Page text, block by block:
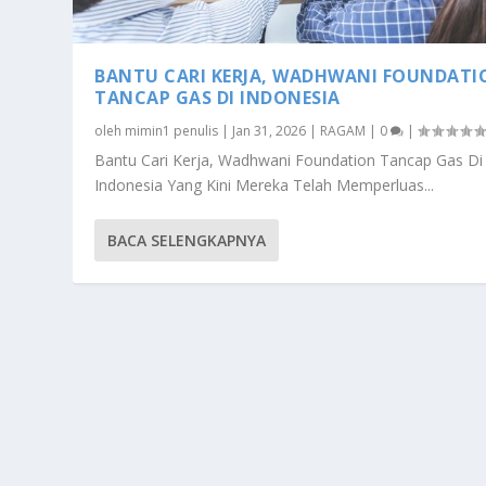
BANTU CARI KERJA, WADHWANI
TANCAP GAS DI INDONESIA
oleh mimin1 penulis | Jan 31, 2026 | RAGAM | 0 |
Bantu Cari Kerja, Wadhwani Foundation Tancap Gas Di
Indonesia Yang Kini Mereka Telah Memperluas...
BACA SELENGKAPNYA